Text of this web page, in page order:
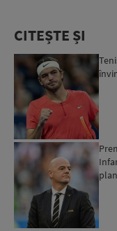
CITEȘTE ȘI